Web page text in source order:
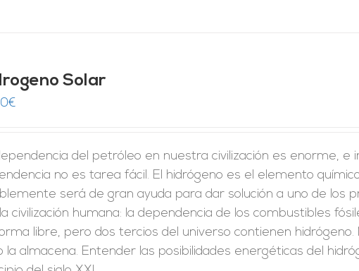
Solar
€
del petróleo en nuestra civilización es enorme, e
no es tarea fácil. El hidrógeno es el elemento
será de gran ayuda para dar solución a uno de los
civilización humana: la dependencia de los combustibles
libre, pero dos tercios del universo contienen
la almacena. Entender las posibilidades energéticas del